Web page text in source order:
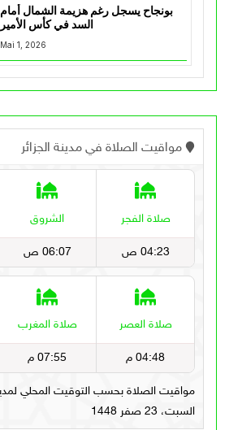
بونجاح يسجل رغم هزيمة الشمال أمام
السد في كأس الأمير
Mai 1, 2026